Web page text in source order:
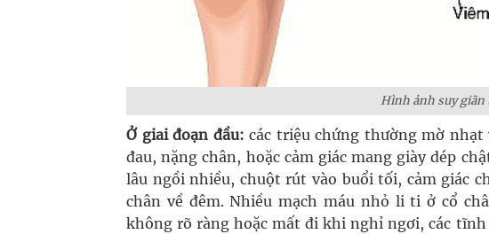
Hình ảnh suy giãn
Ở giai đoạn đầu: các triệu chứng thường mờ
đau, nặng chân, hoặc cảm giác mang giày dép
lâu ngồi nhiều, chuột rút vào buổi tối, cảm giác
chân về đêm. Nhiều mạch máu nhỏ li ti ở cổ
không rõ ràng hoặc mất đi khi nghỉ ngơi, các